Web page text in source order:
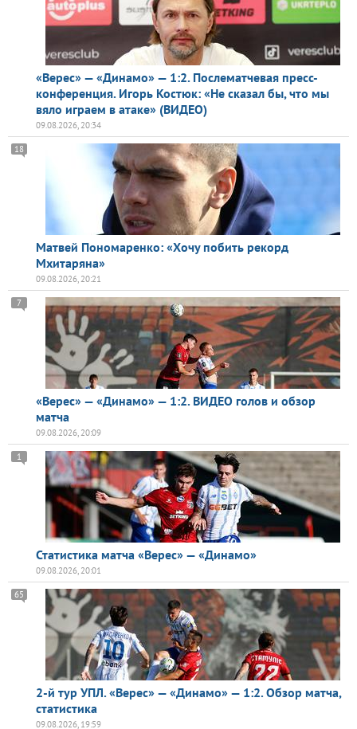
«Верес» — «Динамо» — 1:2. Послематчевая пресс-
конференция. Игорь Костюк: «Не сказал бы, что мы
вяло играем в атаке» (ВИДЕО)
09.08.2026, 20:34
Матвей Пономаренко: «Хочу побить рекорд
Мхитаряна»
18
09.08.2026, 20:21
«Верес» — «Динамо» — 1:2. ВИДЕО голов и обзор
матча
7
09.08.2026, 20:09
Статистика матча «Верес» — «Динамо»
1
09.08.2026, 20:01
2-й тур УПЛ. «Верес» — «Динамо» — 1:2. Обзор матча,
статистика
65
09.08.2026, 19:59